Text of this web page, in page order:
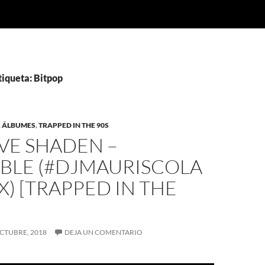
Bitpop
ÁLBUMES,TRAPPED IN THE 90S
SHADEN –
(#DJMAURISCOLA
[TRAPPED IN THE
2018 DEJA UN COMENTARIO